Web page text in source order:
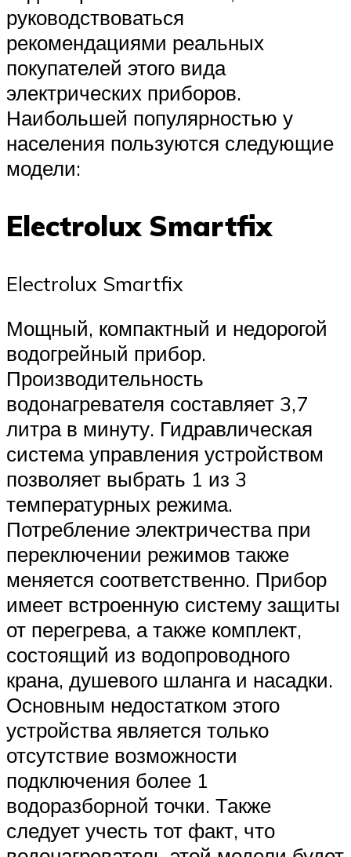
руководствоваться
рекомендациями реальных
покупателей этого вида
электрических приборов.
Наибольшей популярностью у
населения пользуются следующие
модели:
Electrolux Smartfix
Electrolux Smartfix
Мощный, компактный и недорогой
водогрейный прибор.
Производительность
водонагревателя составляет 3,7
литра в минуту. Гидравлическая
система управления устройством
позволяет выбрать 1 из 3
температурных режима.
Потребление электричества при
переключении режимов также
меняется соответственно. Прибор
имеет встроенную систему защиты
от перегрева, а также комплект,
состоящий из водопроводного
крана, душевого шланга и насадки.
Основным недостатком этого
устройства является только
отсутствие возможности
подключения более 1
водоразборной точки. Также
следует учесть тот факт, что